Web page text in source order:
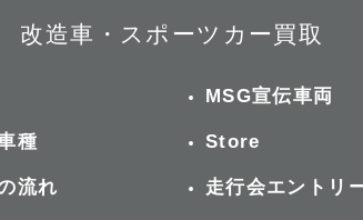
改造車・スポーツカー買取
種
流れ
MSG宣伝車両
Store
走行会エントリ